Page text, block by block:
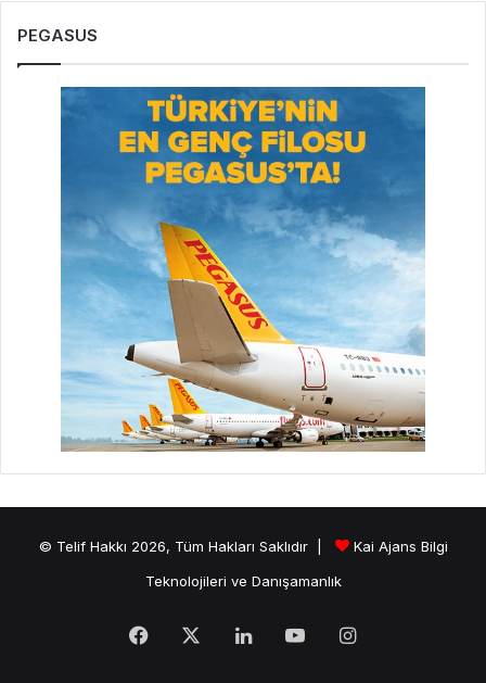
PEGASUS
© Telif Hakkı 2026, Tüm Hakları Saklıdır |
Kai Ajans Bilgi
Teknolojileri ve Danışamanlık
Facebook LinkedInYouTubeInstagram